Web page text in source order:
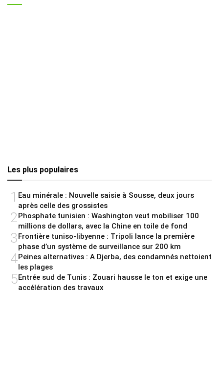
Les plus populaires
1 Eau minérale : Nouvelle saisie à Sousse, deux jours
après celle des grossistes
2 Phosphate tunisien : Washington veut mobiliser 100
millions de dollars, avec la Chine en toile de fond
3 Frontière tuniso-libyenne : Tripoli lance la première
phase d’un système de surveillance sur 200 km
4Peines alternatives : A Djerba, des condamnés nettoient
les plages
5Entrée sud de Tunis : Zouari hausse le ton et exige une
accélération des travaux